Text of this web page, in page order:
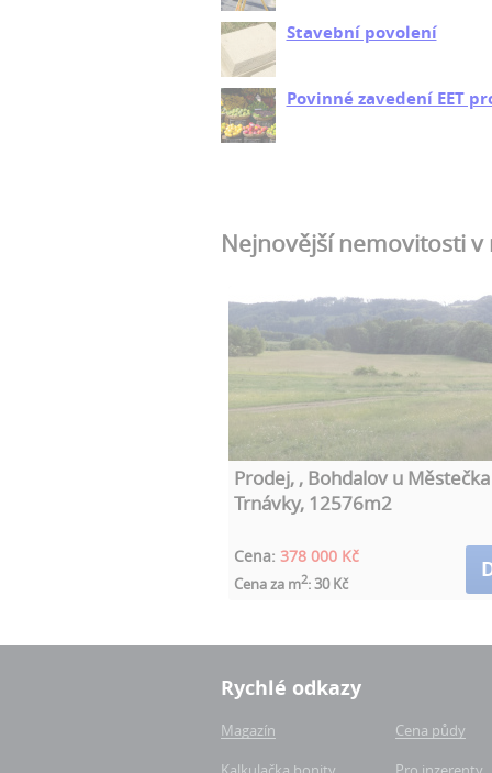
Stavební povolení
Povinné zavedení EET
Nejnovější nemovitosti v
Prodej, , Bohdalov u Městečka
Trnávky, 12576m2
Cena: 378 000 Kč
Cena za m2: 30 Kč
Rychlé odkazy
Magazín
Cena půdy